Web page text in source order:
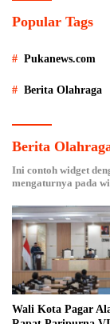
Popular Tags
Pukanews.com
Berita Olahraga
Berita
Ini contoh widget
mengaturnya pada
Wali Kota Pagar